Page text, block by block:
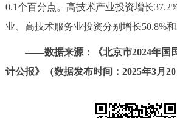
参与调查 在线访谈
北京概况 十六区概览
图说北京
0.1个百分点。高技术产业投资增长
业、高技术服务业投资分别增长50.8%和
——数据来源：《北京市2024年国
计公报》（数据发布时间：2025年3月20